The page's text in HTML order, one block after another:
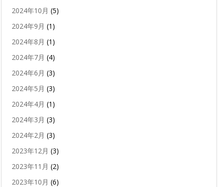
2024年10月 (5)
2024年9月 (1)
2024年8月 (1)
2024年7月 (4)
2024年6月 (3)
2024年5月 (3)
2024年4月 (1)
2024年3月 (3)
2024年2月 (3)
2023年12月 (3)
2023年11月 (2)
2023年10月 (6)